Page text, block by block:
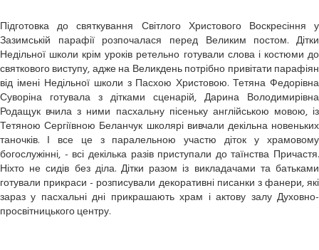
Підготовка до святкування Світлого Христового Воскресіння у
Зазимській парафії розпочалася перед Великим постом. Дітки
Недільної школи крім уроків ретельно готували слова і костюми до
святкового виступу, адже на Великдень потрібно привітати парафіян
від імені Недільної школи з Пасхою Христовою. Тетяна Федорівна
Суворіна готувала з дітками сценарій, Дарина Володимирівна
Родащук вчила з ними пасхальну пісеньку англійською мовою, із
Тетяною Сергіївною Беланчук школярі вивчали декільна новеньких
таночків. І все це з паралельною участю діток у храмовому
богослужінні, - всі декілька разів приступали до таїнства Причастя.
Ніхто не сидів без діла. Дітки разом із викладачами та батьками
готували прикраси - розписували декоративні писанки з фанери, які
зараз у пасхальні дні прикрашають храм і актову залу Духовно-
просвітницького центру.